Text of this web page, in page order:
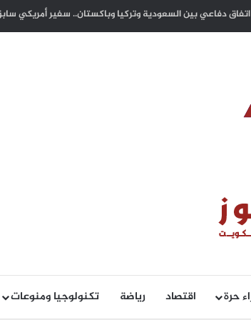
شريان أمل يتدفق في شرايين غزة واليمن والسودان وتشاد
حرة اقتصاد رياضة تكنولوجيا ومنوعات